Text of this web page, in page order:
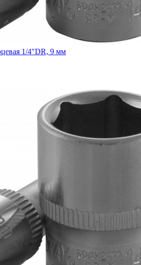
1/4"DR, 9 мм